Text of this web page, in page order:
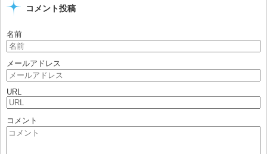
コメント投稿
名前
メールアドレス
URL
コメント